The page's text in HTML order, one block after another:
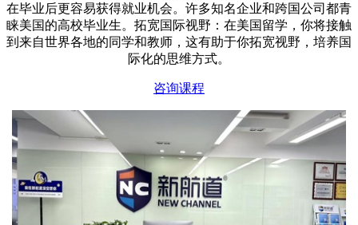
在毕业后更容易获得就业机会。许多知名企业和跨国公司都青
睐美国的高校毕业生。拓宽国际视野：在美国留学，你将接触
到来自世界各地的同学和教师，这有助于你拓宽视野，培养国
际化的思维方式。
咨询课程